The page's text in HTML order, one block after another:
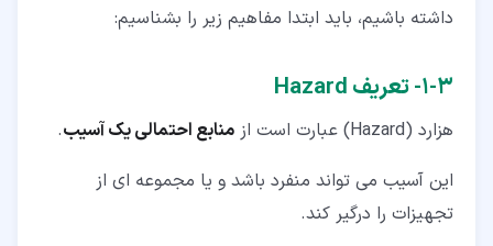
داشته باشیم، باید ابتدا مفاهیم زیر را بشناسیم:
۳‏-‏۱‏- تعریف Hazard
هزارد (Hazard) عبارت است از منابع احتمالی یک آسیب.
این آسیب می تواند منفرد باشد و یا مجموعه ای از
تجهیزات را درگیر کند.